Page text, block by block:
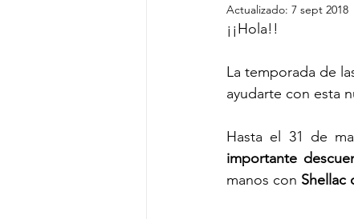
Actualizado: 7 sept 2018
¡¡Hola!!
La temporada de
ayudarte con esta
Hasta el 31 de
importante
manos con Shellac